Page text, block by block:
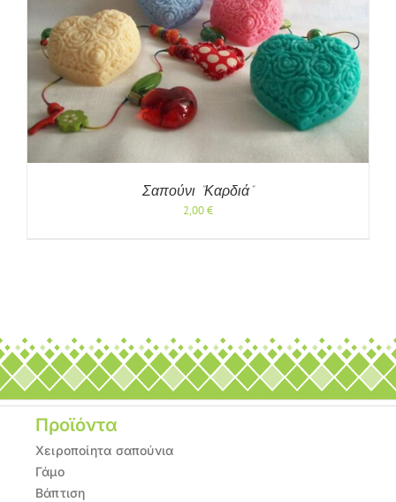
Σαπούνι “Καρδιά”
2,00€
Προϊόντα
Χειροποίητα σαπούνια
Γάμο
Βάπτιση